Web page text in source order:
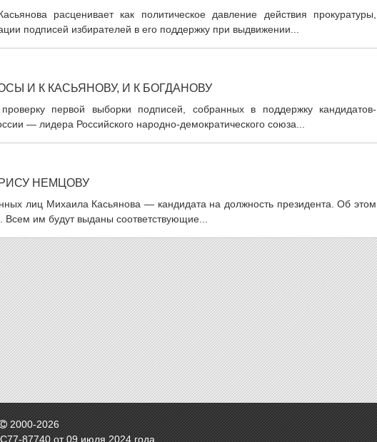
расценивает как политическое давление действия прокуратуры,
подписей избирателей в его поддержку при выдвижении...
И К КАСЬЯНОВУ, И К БОГДАНОВУ
первой выборки подписей, собранных в поддержку кандидатов-
— лидера Российского народно-демократического союза...
НЕМЦОВУ
лиц Михаила Касьянова — кандидата на должность президента. Об этом
Всем им будут выданы соответствующие...
2000-2026
87740 от 09 июля 2024 года.